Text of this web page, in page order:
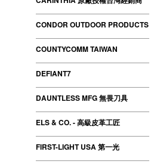
CONDOR OUTDOOR PRODUCTS
COUNTYCOMM TAIWAN
DEFIANT7
DAUNTLESS MFG 無畏刀具
ELS & CO. - 高級皮革工匠
FIRST-LIGHT USA 第一光